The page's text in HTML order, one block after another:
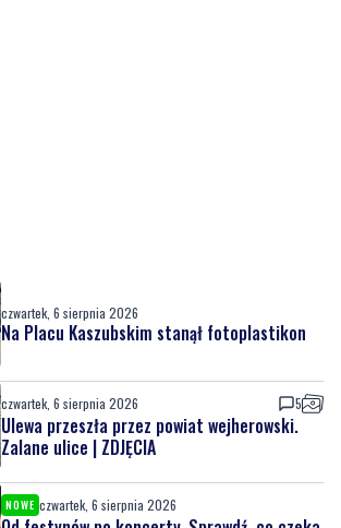
czwartek, 6 sierpnia 2026
Na Placu Kaszubskim stanął fotoplastikon
czwartek, 6 sierpnia 2026 5
Ulewa przeszła przez powiat wejherowski.
Zalane ulice | ZDJĘCIA
NOWE czwartek, 6 sierpnia 2026